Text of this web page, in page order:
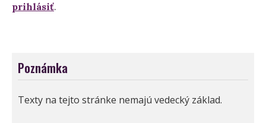
prihlásiť.
Poznámka
Texty na tejto stránke nemajú vedecký základ.